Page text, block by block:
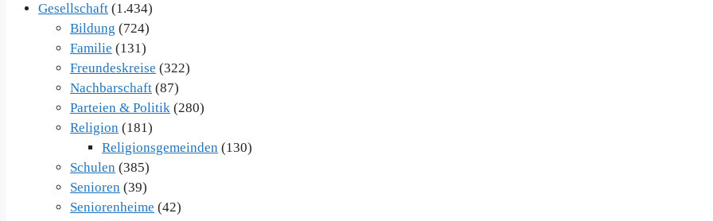
Gesellschaft (1.434)
Bildung (724)
Familie (131)
Freundeskreise (322)
Nachbarschaft (87)
Parteien & Politik (280)
Religion (181)
Religionsgemeinden (130)
Schulen (385)
Senioren (39)
Seniorenheime (42)